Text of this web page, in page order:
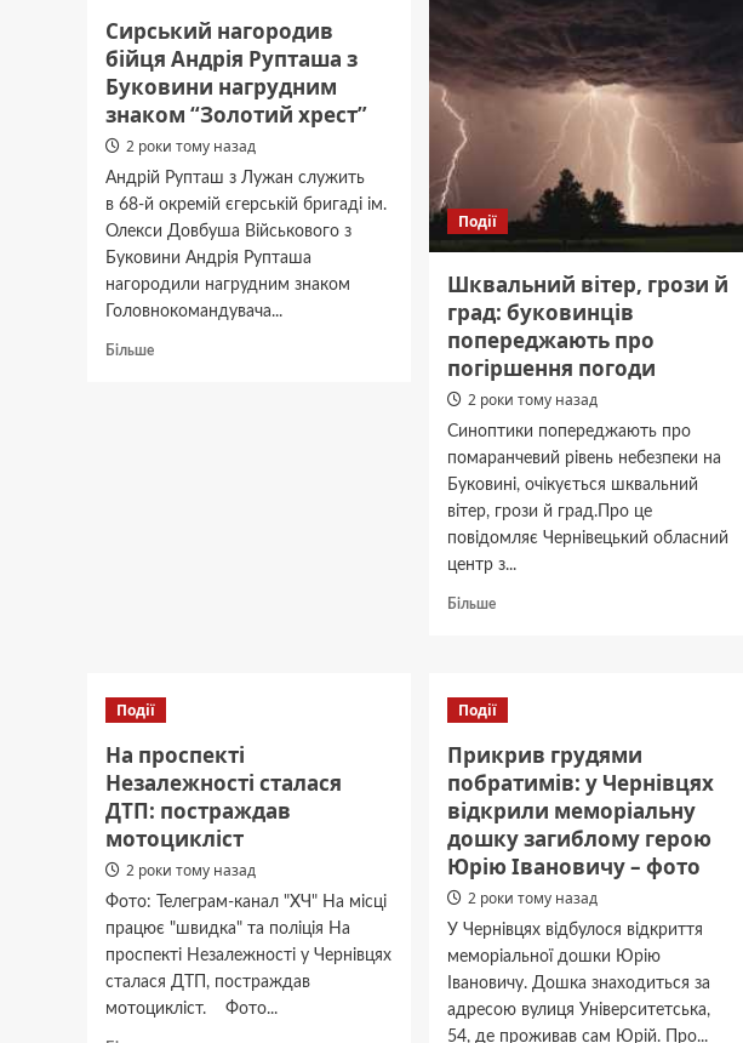
млн
грн
підозрюють
ексдиректора
підприємства
буковинців
майже
Сирський нагородив
бійця Андрія Рупташа з
Буковини нагрудним
знаком “Золотий хрест”
2 роки тому назад
Андрій Рупташ з Лужан служить
в 68-й окремій єгерській бригаді ім.
Олекси Довбуша Військового з
Буковини Андрія Рупташа
нагородили нагрудним знаком
Головнокомандувача...
БільшеДокладніше
Події
Шквальний вітер, грози й
град: буковинців
попереджають про
погіршення погоди
2 роки тому назад
Синоптики попереджають про
помаранчевий рівень небезпеки на
Буковині, очікується шквальний
вітер, грози й град.Про це
повідомляє Чернівецький обласний
центр з...
БільшеДокладніше
й
буковинців
попереджають
про
погіршення
погоди
Події
На проспекті
Незалежності сталася
ДТП: постраждав
мотоцикліст
2 роки тому назад
Фото: Телеграм-канал "ХЧ" На місці
працює "швидка" та поліція На
проспекті Незалежності у Чернівцях
сталася ДТП, постраждав
мотоцикліст. Фото...
Події
Прикрив грудями
побратимів: у Чернівцях
відкрили меморіальну
дошку загиблому герою
Юрію Івановичу – фото
2 роки тому назад
У Чернівцях відбулося відкриття
меморіальної дошки Юрію
Івановичу. Дошка знаходиться за
адресою вулиця Університетська,
54, де проживав сам Юрій. Про...